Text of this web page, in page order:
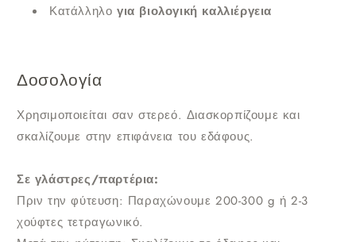
Κατάλληλο για βιολογική καλλιέργεια
Δοσολογία
Χρησιμοποιείται σαν στερεό. Διασκορπίζουμε και
σκαλίζουμε στην επιφάνεια του εδάφους.
Σε γλάστρες/παρτέρια:
Πριν την φύτευση: Παραχώνουμε 200-300 g ή 2-3
χούφτες τετραγωνικό.